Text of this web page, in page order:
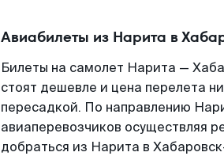
Авиабилеты из Нарита в
Билеты на самолет Нарита —
стоят дешевле и цена перелета
пересадкой. По направлению
авиаперевозчиков осуществляя
добраться из Нарита в